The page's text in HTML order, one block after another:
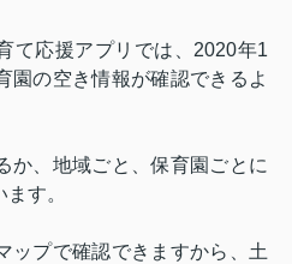
て応援アプリでは、 2020年1
園の空き情報が確認できるよ
か、地域ごと、保育園ごとに
す。
ップで確認できますから、土